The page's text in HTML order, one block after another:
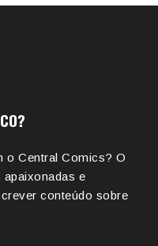
o Central Comics? O
e
conteúdo sobre